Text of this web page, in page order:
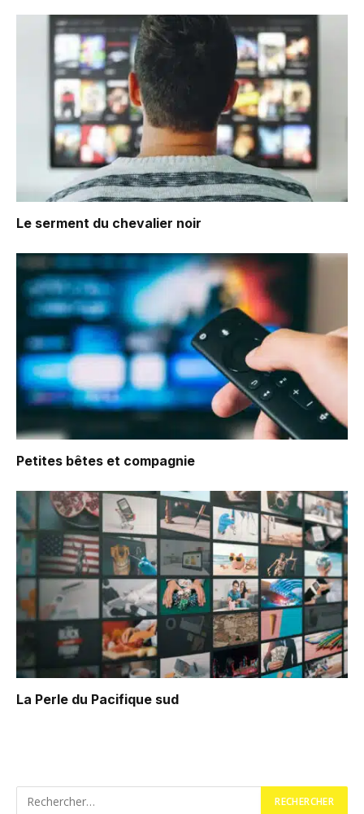
Le serment du chevalier noir
Petites bêtes et compagnie
La Perle du Pacifique sud